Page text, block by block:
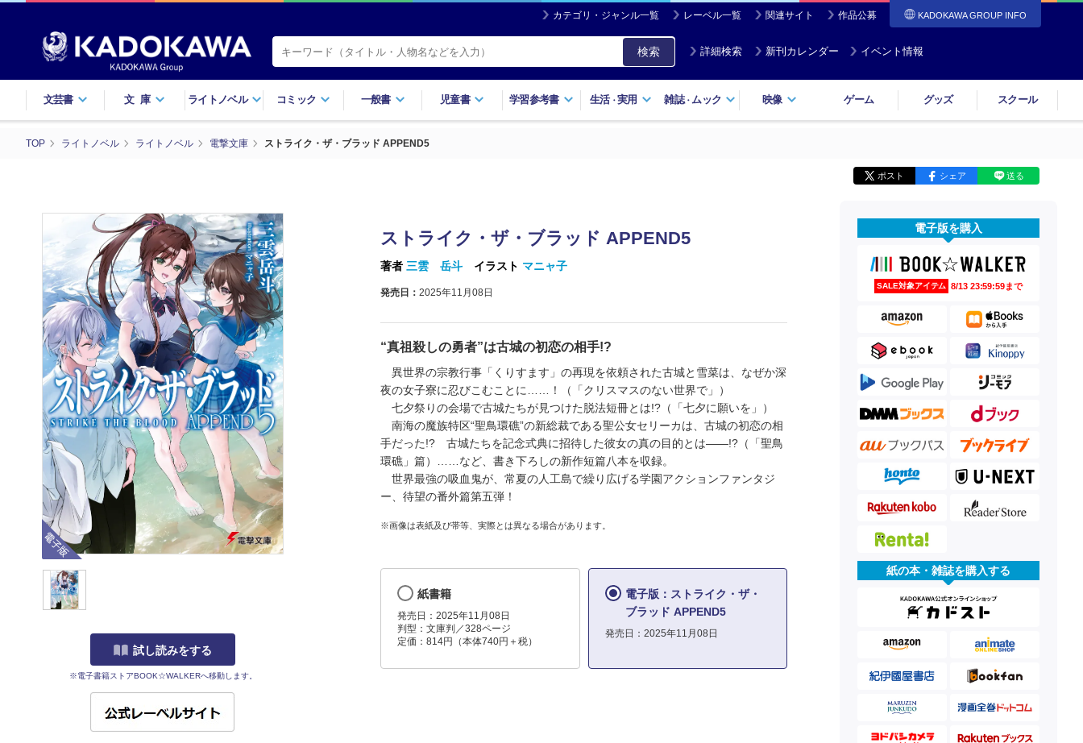
カテゴリ・ジャンル一覧 レーベル一覧 関連サイト 作品公募 KADOKAWA GROUP INFO
検索 詳細検索 新刊カレンダー イベント情報
文芸書 文庫 ライトノベル コミック 一般書 児童書 学習参考書 生活・実用 雑誌・ ムック 映像 ゲーム グッズ スクール
TOP ライトノベル ライトノベル 電撃文庫 ストライク・ザ・ブラッド APPEND5
ポスト シェア 送る
電子版
試し読みをする
※電子書籍ストアBOOK☆WALKERへ移動します。
ストライク・ザ・ブラッド APPEND5
著者 三雲 岳斗 イラスト マニャ子
発売日： 2025年11月08日
“真祖殺しの勇者”は古城の初恋の相手!?
異世界の宗教行事「くりすます」の再現を依頼された古城と雪菜は、なぜか深
夜の女子寮に忍びこむことに……！（「クリスマスのない世界で」）
七夕祭りの会場で古城たちが見つけた脱法短冊とは!?（「七夕に願いを」）
南海の魔族特区“聖鳥環礁”の新総裁である聖公女セリーカは、古城の初恋の相
手だった!? 古城たちを記念式典に招待した彼女の真の目的とは――!?（「聖鳥
環礁」篇）……など、書き下ろしの新作短篇八本を収録。
世界最強の吸血鬼が、常夏の人工島で繰り広げる学園アクションファンタジ
ー、待望の番外篇第五弾！
※画像は表紙及び帯等、実際とは異なる場合があります。
紙書籍
発売日：2025年11月08日
判型：文庫判／328ページ
定価：814円（本体740円＋税）
電子版：ストライク・ザ・
ブラッド APPEND5
発売日：2025年11月08日
電子版を購入
SALE対象アイテム 8/13 23:59:59まで
紙の本・雑誌を購入する